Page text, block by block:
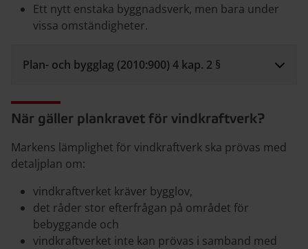
Ett nytt enstaka byggnadsverk, men bara under
vissa omständigheter.
Plan- och bygglag (2010:900) 4 kap. 2 §
När gäller plankravet för vindkraftverk?
Markens lämplighet för vindkraftverk ska prövas med
detaljplan om:
vindkraftverket kräver bygglov,
det råder stor efterfrågan på området för
bebyggande och
vindkraftverket inte kan prövas i samband med